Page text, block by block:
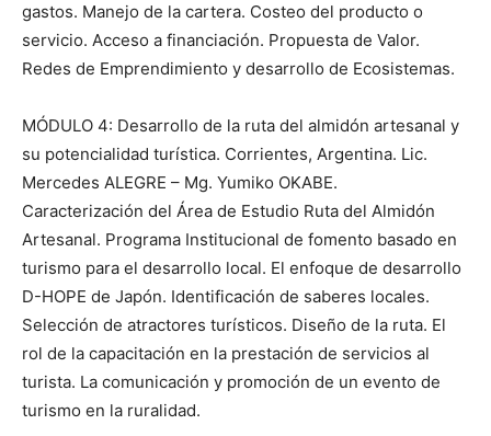
gastos. Manejo de la cartera. Costeo del producto o
servicio. Acceso a financiación. Propuesta de Valor.
Redes de Emprendimiento y desarrollo de Ecosistemas.
MÓDULO 4: Desarrollo de la ruta del almidón artesanal y
su potencialidad turística. Corrientes, Argentina. Lic.
Mercedes ALEGRE – Mg. Yumiko OKABE.
Caracterización del Área de Estudio Ruta del Almidón
Artesanal. Programa Institucional de fomento basado en
turismo para el desarrollo local. El enfoque de desarrollo
D-HOPE de Japón. Identificación de saberes locales.
Selección de atractores turísticos. Diseño de la ruta. El
rol de la capacitación en la prestación de servicios al
turista. La comunicación y promoción de un evento de
turismo en la ruralidad.